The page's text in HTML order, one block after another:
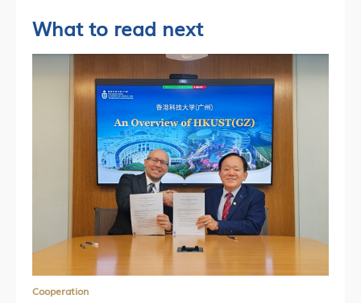
What to read next
Cooperation